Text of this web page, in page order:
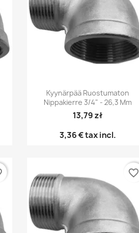
Pikakatselu
Kyynärpää Ruostumaton
Nippakierre 3/4" - 26,3 Mm
13,79 zł
3,36 €tax incl.
favorite_border